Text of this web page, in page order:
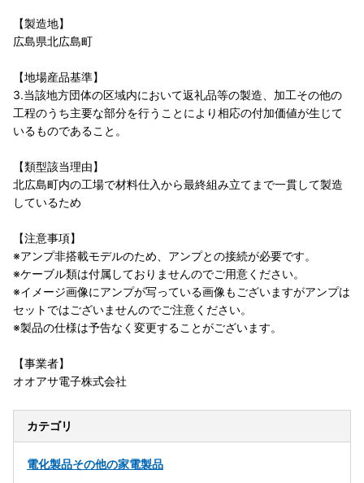
【製造地】
広島県北広島町
【地場産品基準】
3.当該地方団体の区域内において返礼品等の製造、加工その他の
工程のうち主要な部分を行うことにより相応の付加価値が生じて
いるものであること。
【類型該当理由】
北広島町内の工場で材料仕入から最終組み立てまで一貫して製造
しているため
【注意事項】
※アンプ非搭載モデルのため、アンプとの接続が必要です。
※ケーブル類は付属しておりませんのでご用意ください。
※イメージ画像にアンプが写っている画像もございますがアンプは
セットではございませんのでご注意ください。
※製品の仕様は予告なく変更することがございます。
【事業者】
オオアサ電子株式会社
カテゴリ
電化製品その他の家電製品